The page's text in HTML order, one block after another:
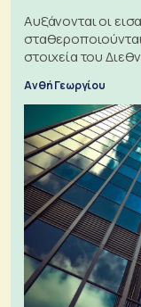
Αυξάνονται οι
σταθεροποιούνται
στοιχεία του
Ανθή Γεωργίου